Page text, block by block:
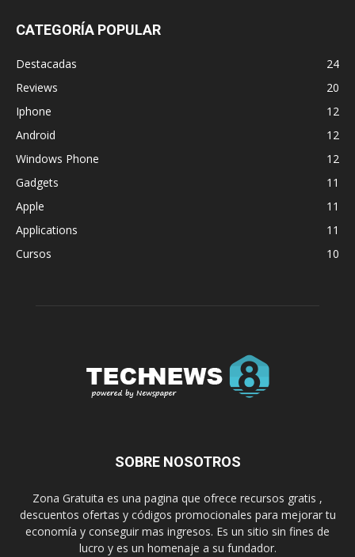
CATEGORÍA POPULAR
Destacadas
24
Reviews
20
Iphone
12
Android
12
Windows Phone
12
Gadgets
11
Apple
11
Applications
11
Cursos
10
SOBRE NOSOTROS
Zona Gratuita es una pagina que ofrece recursos gratis ,
descuentos ofertas y códigos promocionales para mejorar tu
economía y conseguir mas ingresos. Es un sitio sin fines de
lucro y es un homenaje a su fundador.